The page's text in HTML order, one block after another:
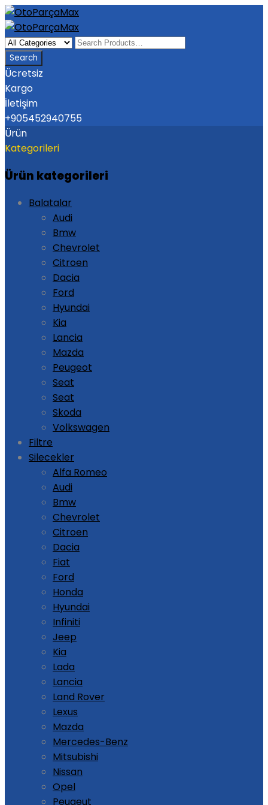
Ücretsiz
Kargo
İletişim
+905452940755
Ürün
Kategorileri
Ürün kategorileri
Balatalar
Audi
Bmw
Chevrolet
Citroen
Dacia
Ford
Hyundai
Kia
Lancia
Mazda
Peugeot
Seat
Seat
Skoda
Volkswagen
Filtre
Silecekler
Alfa Romeo
Audi
Bmw
Chevrolet
Citroen
Dacia
Fiat
Ford
Honda
Hyundai
Infiniti
Jeep
Kia
Lada
Lancia
Land Rover
Lexus
Mazda
Mercedes-Benz
Mitsubishi
Nissan
Opel
Peugeut